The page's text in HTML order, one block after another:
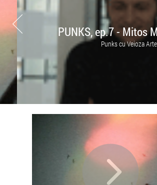
PUNKS, ep.7 - Mitos
Punks cu Veioza Arte